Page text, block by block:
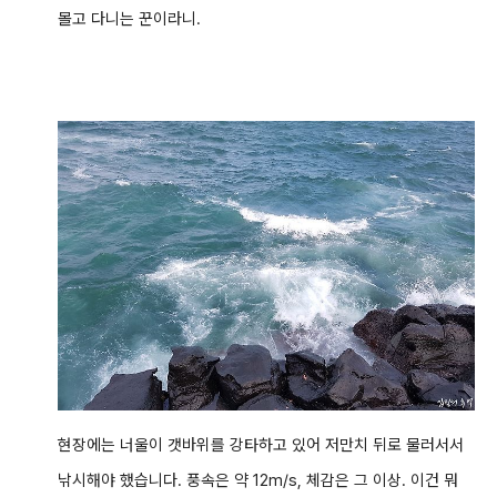
몰고 다니는 꾼이라니.
현장에는 너울이 갯바위를 강타하고 있어 저만치 뒤로 물러서서
낚시해야 했습니다. 풍속은 약 12m/s, 체감은 그 이상. 이건 뭐